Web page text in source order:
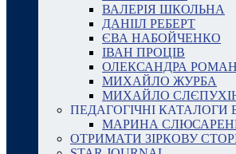
ВАЛЕРІЯ ШКОЛЬНА
ДАНІІЛ РЕБЕРТ
ЄВА НАБОЙЧЕНКО
ІВАН ПРОЦІВ
ОЛЕКСАНДРА
МИХАЙЛО ЖУРБА
МИХАЙЛО
ПЕДАГОГІЧНІ КАТАЛОГИ
МАРИНА
ОТРИМАТИ ЗІРКОВУ